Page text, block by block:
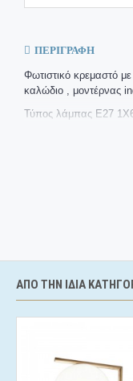
ΠΕΡΙΓΡΑΦΉ
Φωτιστικό κρεμαστό
καλώδιο , μοντέρνας
Τύπος λάμπας Ε27
ΑΠΌ ΤΗΝ ΊΔΙΑ